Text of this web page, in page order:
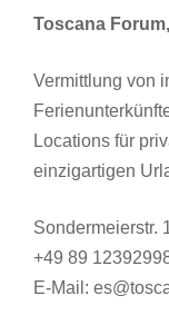
Toscana
Vermittlung von
Locations für
einzigartigen
Sondermeierstr.
+49 89
E-Mail: